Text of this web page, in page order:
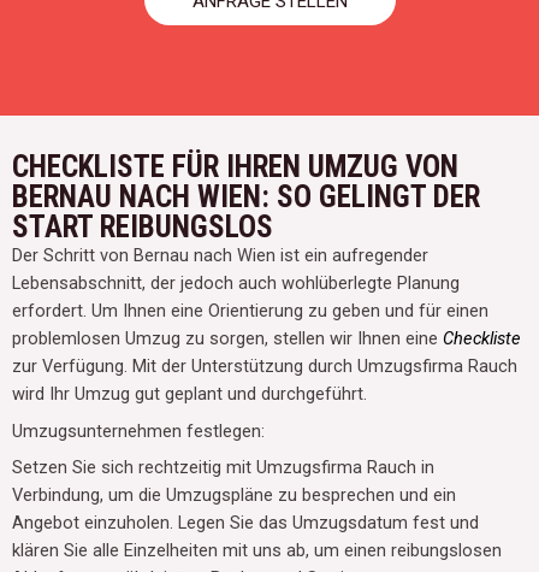
CHECKLISTE FÜR IHREN UMZUG VON
BERNAU NACH WIEN: SO GELINGT DER
START REIBUNGSLOS
Der Schritt von Bernau nach Wien ist ein aufregender
Lebensabschnitt, der jedoch auch wohlüberlegte Planung
erfordert. Um Ihnen eine Orientierung zu geben und für einen
problemlosen Umzug zu sorgen, stellen wir Ihnen eine Checkliste
zur Verfügung. Mit der Unterstützung durch Umzugsfirma Rauch
wird Ihr Umzug gut geplant und durchgeführt.
Umzugsunternehmen festlegen:
Setzen Sie sich rechtzeitig mit Umzugsfirma Rauch in
Verbindung, um die Umzugspläne zu besprechen und ein
Angebot einzuholen. Legen Sie das Umzugsdatum fest und
klären Sie alle Einzelheiten mit uns ab, um einen reibungslosen